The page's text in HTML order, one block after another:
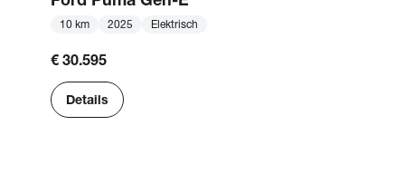
10 km 2025 Elektrisch
€ 30.595
Details